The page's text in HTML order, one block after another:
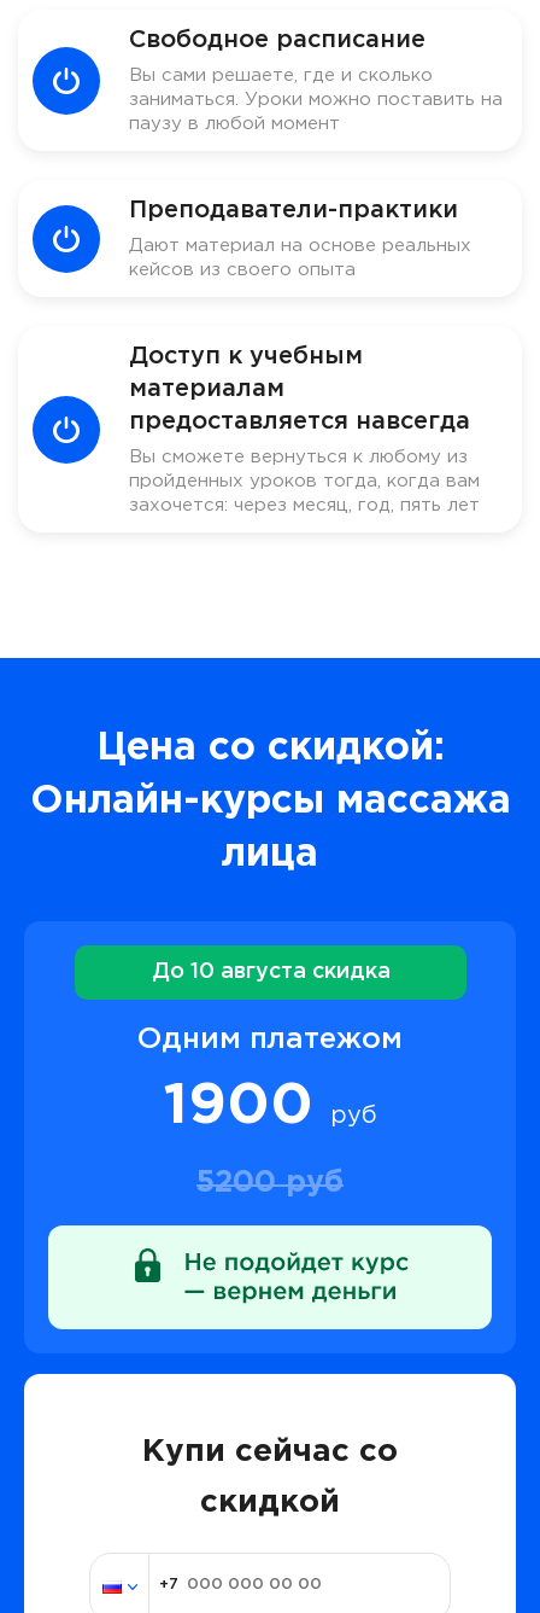
Свободное расписание
Вы сами решаете, где и сколько
заниматься. Уроки можно поставить на
паузу в любой момент
Преподаватели-практики
Дают материал на основе реальных
кейсов из своего опыта
Доступ к учебным
материалам
предоставляется навсегда
Вы сможете вернуться к любому из
пройденных уроков тогда, когда вам
захочется: через месяц, год, пять лет
Цена со скидкой:
Онлайн-курсы массажа
лица
До 10 августа скидка
Одним платежом
1900 руб
5200 руб
Купи сейчас со
скидкой